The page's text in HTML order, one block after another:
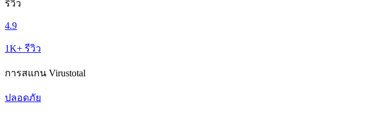
รีวิว
4.9
1K+ รีวิว
การสแกน Virustotal
ปลอดภัย